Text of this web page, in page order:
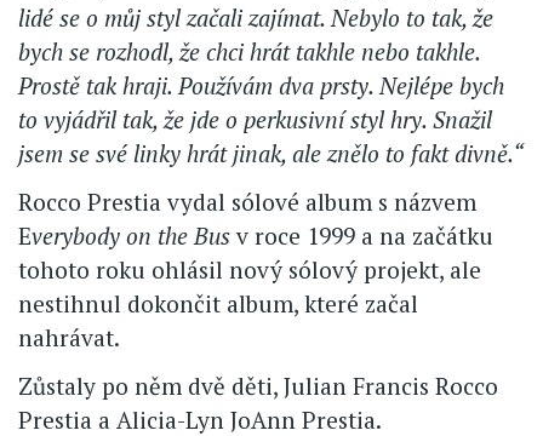
lidé se o můj styl začali zajímat. Nebylo to tak, že
bych se rozhodl, že chci hrát takhle nebo takhle.
Prostě tak hraji. Používám dva prsty. Nejlépe bych
to vyjádřil tak, že jde o perkusivní styl hry. Snažil
jsem se své linky hrát jinak, ale znělo to fakt divně.“
Rocco Prestia vydal sólové album s názvem
Everybody on the Bus v roce 1999 a na začátku
tohoto roku ohlásil nový sólový projekt, ale
nestihnul dokončit album, které začal
nahrávat.
Zůstaly po něm dvě děti, Julian Francis Rocco
Prestia a Alicia-Lyn JoAnn Prestia.